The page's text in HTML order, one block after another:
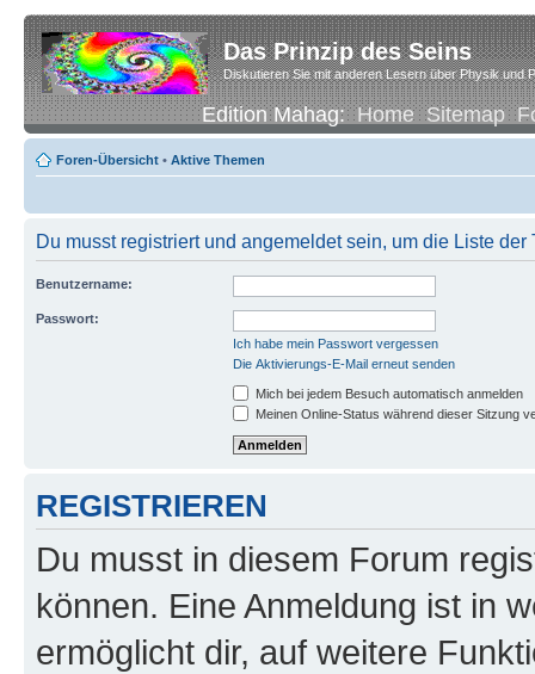
Das Prinzip des Seins
Diskutieren Sie mit anderen Lesern über Physik und
Edition Mahag:Home Sitemap
Foren-Übersicht • Aktive Themen
Du musst registriert und angemeldet sein, um die Liste
Benutzername:
Passwort:
Ich habe mein Passwort vergessen
Die Aktivierungs-E-Mail erneut senden
Mich bei jedem Besuch automatisch anmelden
Meinen Online-Status während dieser Sitzung
REGISTRIEREN
Du musst in diesem Forum
können. Eine Anmeldung ist in
ermöglicht dir, auf weitere